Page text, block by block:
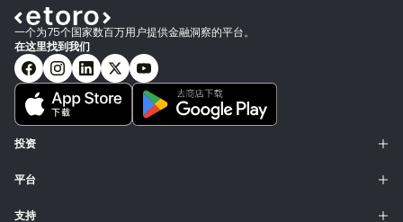
一个为75个国家数百万用户提供金融洞察的平台。
在这里找到我们
投资
平台
支持